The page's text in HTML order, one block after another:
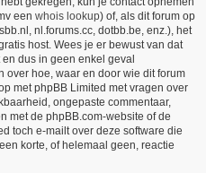
een whois lookup) of, als dit forum op
nl.forums.cc, dotbb.be, enz.), het
host. Wees je er bewust van dat
en dus in geen enkel geval
hoe, waar en door wie dit forum
met phpBB Limited met vragen over
ongepaste commentaar,
met de phpBB.com-website of de
toch e-mailt over deze software die
korte, of helemaal geen, reactie